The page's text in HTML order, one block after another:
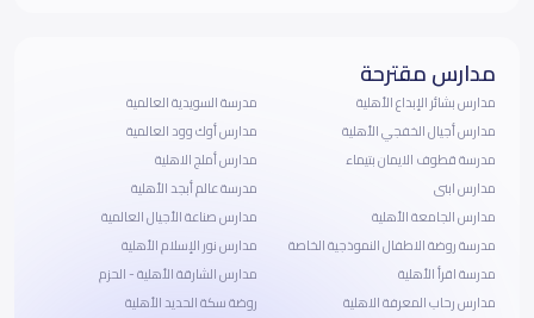
مدارس مقترحة
مدارس بشائر الإبداع الأهلية
مدارس أجيال الخفجي الأهلية
مدرسة قطوف الايمان بتيماء
مدارس ابنى
مدارس الجامعة الأهلية
مدرسة روضة الاطفال النموذجية الخاصة
مدرسة اقرأ الأهلية
مدارس رحاب المعرفة الاهلية
مدرسة السويدية العالمية
مدارس أوك وود العالمية
مدارس أملج الاهلية
مدرسة عالم أبجد الأهلية
مدارس صناعة الأجيال العالمية
مدارس نور الإسلام الأهلية
مدارس الشارقة الأهلية - الحزم
روضة سكة الحديد الأهلية